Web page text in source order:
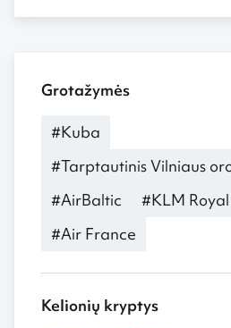
Grotažymės
#Kuba
#Tarptautinis Vilniaus
#AirBaltic
#KLM
#Air France
Kelionių kryptys